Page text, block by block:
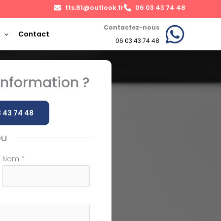
tts.81@outlook.fr 06 03 43 74 48
Contact
Contactez-nous
06 03 43 74 48
?
43 74 48
Nom *